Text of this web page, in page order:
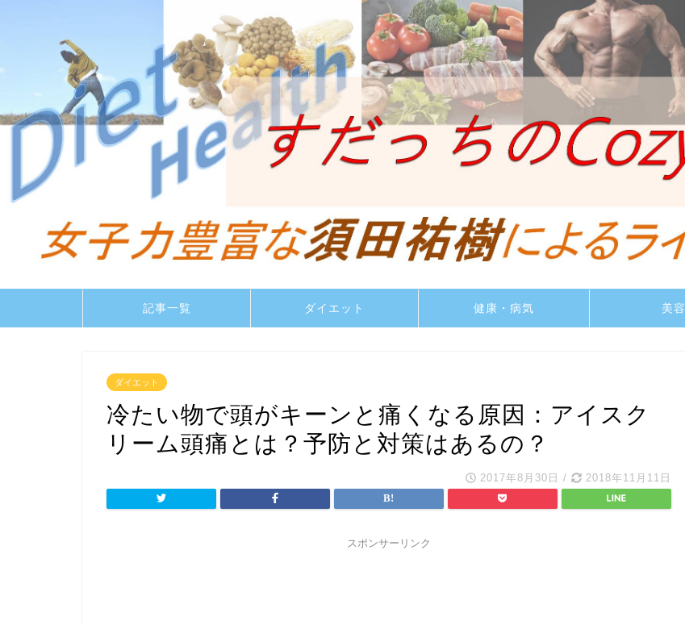
記事一覧 ダイエット 健康・病気 美容
ダイエット
冷たい物で頭がキーンと痛くなる原因：アイスク
リーム頭痛とは？予防と対策はあるの？
2017年8月30日 / 2018年11月11日
スポンサーリンク